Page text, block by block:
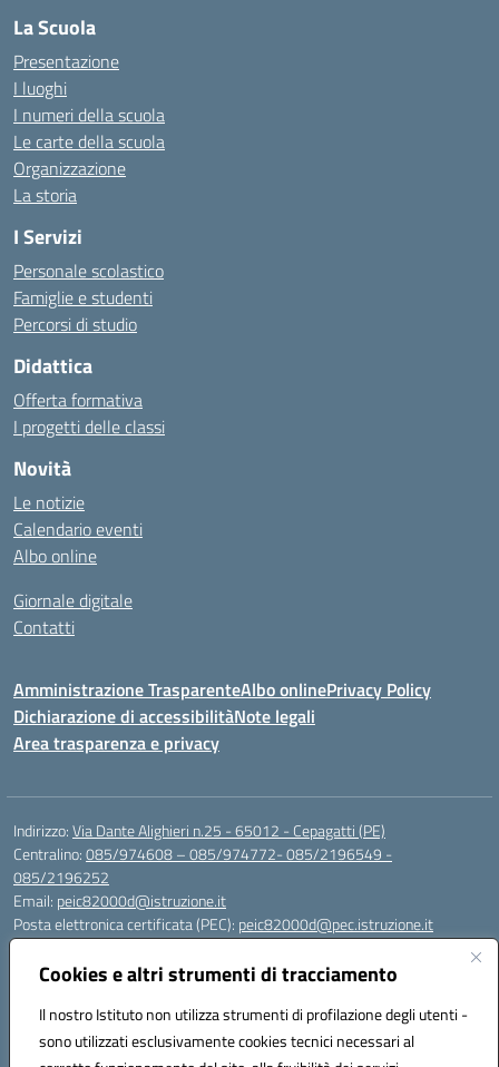
Cookies e altri strumenti di tracciamento
Il nostro Istituto non utilizza strumenti di profilazione degli utenti -
sono utilizzati esclusivamente cookies tecnici necessari al
La Scuola
Presentazione
I luoghi
I numeri della scuola
Le carte della scuola
Organizzazione
La storia
I Servizi
Personale scolastico
Famiglie e studenti
Percorsi di studio
Didattica
Offerta formativa
I progetti delle classi
Novità
Le notizie
Calendario eventi
Albo online
Giornale digitale
Contatti
Amministrazione TrasparenteAlbo onlinePrivacy Policy
Dichiarazione di accessibilitàNote legali
Area trasparenza e privacy
Indirizzo:Via Dante Alighieri n.25 - 65012 - Cepagatti (PE)
Centralino:085/974608 – 085/974772- 085/2196549 -
085/2196252
Email: peic82000d@istruzione.it
Posta elettronica certificata (PEC): peic82000d@pec.istruzione.it
Codice fiscale: 91100590685
Codice meccanografico: PEIC82000D
Codice Indice delle Pubbliche Amministrazioni (IPA): istsc_peic82000d
Codice unico di fatturazione (CUF): UFYS5I